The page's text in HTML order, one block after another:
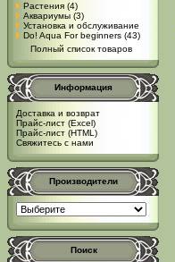
Растения (4)
Аквариумы (3)
Установка и обслуживание
Do! Aqua For beginners (43)
Полный список товаров
Информация
Доставка и возврат
Прайс-лист (Excel)
Прайс-лист (HTML)
Свяжитесь с нами
Производители
Поиск